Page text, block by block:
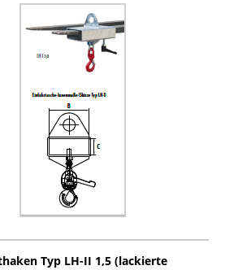
Typ LH-II 1,5 (lackierte